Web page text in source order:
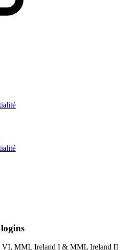
VI, MML Ireland I & MML Ireland II